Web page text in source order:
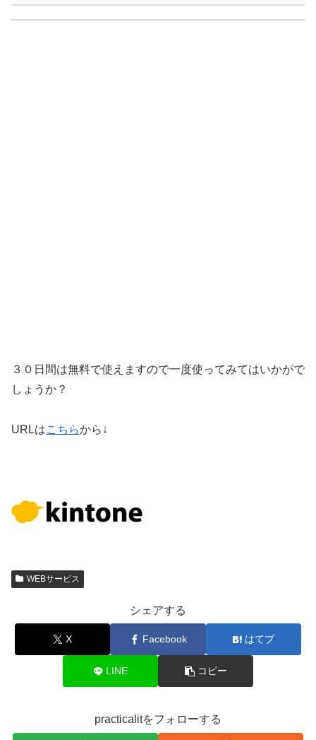
３０日間は無料で使えますので一度使ってみてはいかがで
しょうか？
URLはこちらから↓
WEBサービス
シェアする
X Facebook はてブ
LINE コピー
practicalitをフォローする